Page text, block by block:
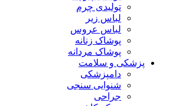
تولیدی چرم
لباس زیر
لباس عروس
پوشاک زنانه
پوشاک مردانه
پزشکی و سلامت
دامپزشکی
شنوایی سنجی
جراحی